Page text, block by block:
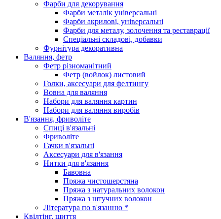
Фарби для декорування
Фарби металік універсальні
Фарби акрилові, універсальні
Фарби для металу, золочення та реставрації
Спеціальні складові, добавки
Фурнітура декоративна
Валяння, фетр
Фетр різноманітний
Фетр (войлок) листовий
Голки, аксесуари для фелтингу
Вовна для валяння
Набори для валяння картин
Набори для валяння виробів
В'язання, фриволіте
Спиці в'язальні
Фриволіте
Гачки в'язальні
Аксесуари для в'язання
Нитки для в'язання
Бавовна
Пряжа чистошерстяна
Пряжа з натуральних волокон
Пряжа з штучних волокон
Література по в'язанню *
Квілтінг, шиття